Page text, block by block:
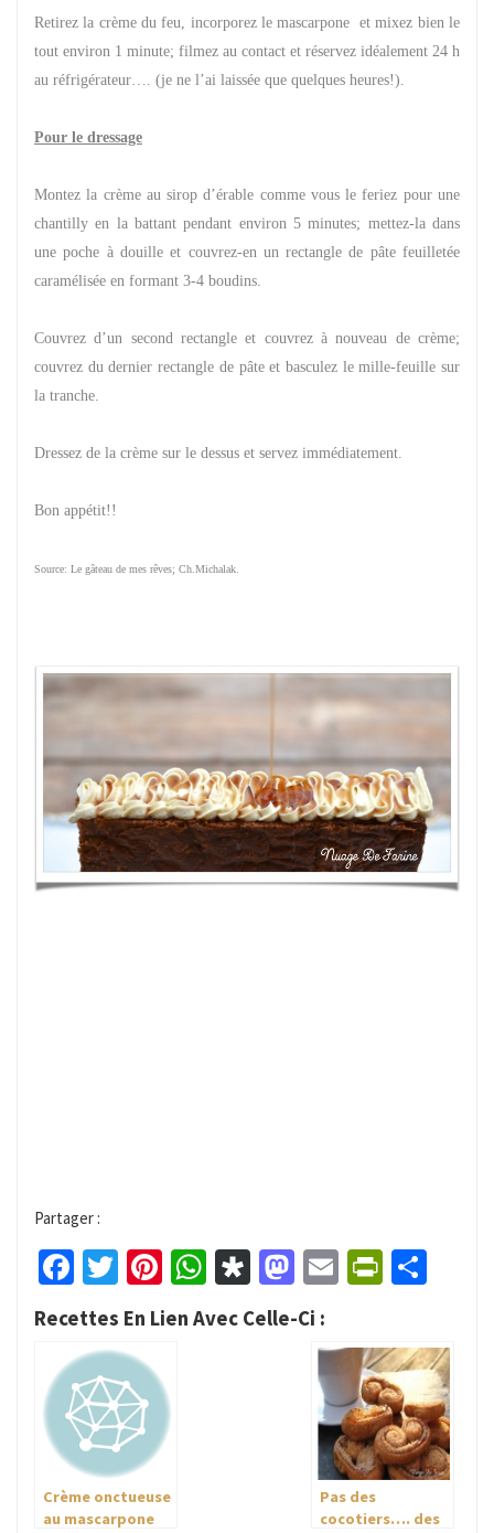
Retirez la crème du feu, incorporez le mascarpone et mixez bien le
tout environ 1 minute; filmez au contact et réservez idéalement 24 h
au réfrigérateur…. (je ne l’ai laissée que quelques heures!).
Pour le dressage
Montez la crème au sirop d’érable comme vous le feriez pour une
chantilly en la battant pendant environ 5 minutes; mettez-la dans
une poche à douille et couvrez-en un rectangle de pâte feuilletée
caramélisée en formant 3-4 boudins.
Couvrez d’un second rectangle et couvrez à nouveau de crème;
couvrez du dernier rectangle de pâte et basculez le mille-feuille sur
la tranche.
Dressez de la crème sur le dessus et servez immédiatement.
Bon appétit!!
Source: Le gâteau de mes rêves; Ch.Michalak.
Partager :
Facebook
Twitter
Pinterest
WhatsApp
Diaspora
Mastodon
Email
Recettes En Lien Avec Celle-Ci :
Crème onctueuse
au mascarpone
Pas des
cocotiers…. des